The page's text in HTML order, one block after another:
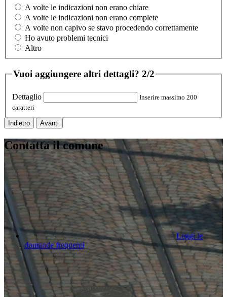
A volte le indicazioni non erano chiare
A volte le indicazioni non erano complete
A volte non capivo se stavo procedendo correttamente
Ho avuto problemi tecnici
Altro
Vuoi aggiungere altri dettagli? 2/2
Dettaglio
Inserire massimo 200
caratteri
Indietro Avanti
Contatta il comune
Leggi le
domande frequenti